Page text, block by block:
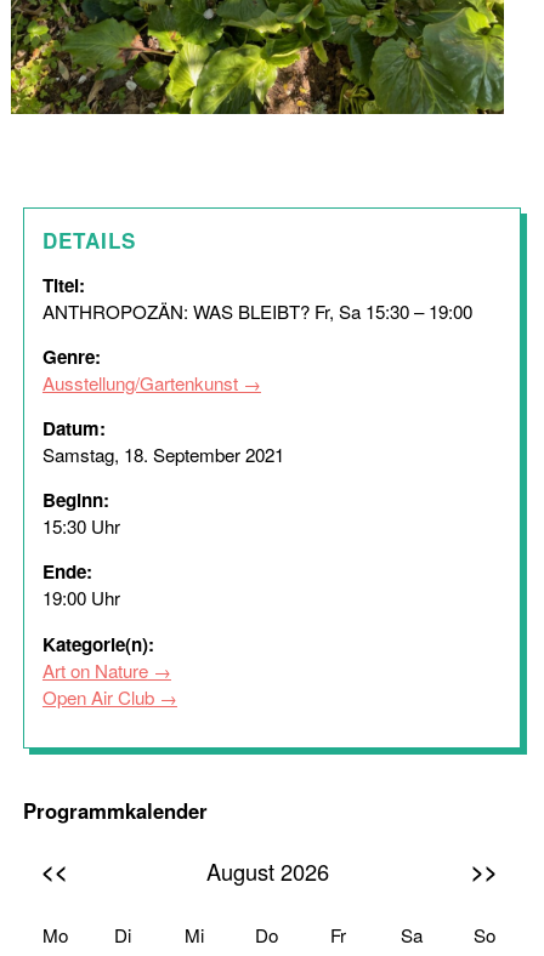
DETAILS
Titel:
ANTHROPOZÄN: WAS BLEIBT? Fr, Sa 15:30 – 19:00
Genre:
Ausstellung/Gartenkunst
Datum:
Samstag, 18. September 2021
Beginn:
15:30 Uhr
Ende:
19:00 Uhr
Kategorie(n):
Art on Nature
Open Air Club
Programmkalender
<< August 2026 >>
Mo Di Mi Do Fr Sa So